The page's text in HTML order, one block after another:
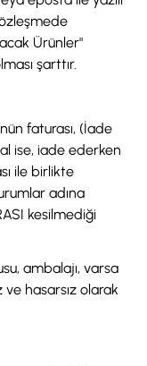
Ürünler"
şarttır.
faturası, (İade
ise, iade ederken
ile birlikte
adına
kesilmediği
ambalajı, varsa
hasarsız olarak